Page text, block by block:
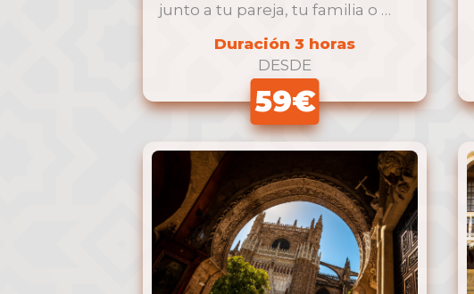
junto a tu pareja, tu familia o …
Duración 3 horas
DESDE
59€